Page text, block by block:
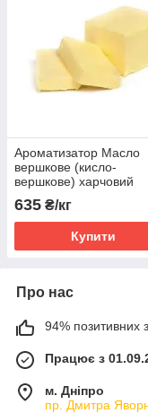
Ароматизатор Масло
вершкове (кисло-
вершкове) харчовий
ідентичний
635 ₴/кг
Купити
Про нас
94% позитивних з
Працює з
м. Дніпро
пр. Дмитра